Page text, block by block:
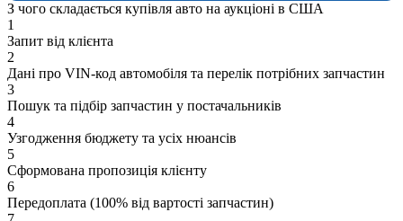
З чого складається купівля авто на аукціоні в США
1
Запит від клієнта
2
Дані про VIN-код автомобіля та перелік потрібних запчастин
3
Пошук та підбір запчастин у постачальників
4
Узгодження бюджету та усіх нюансів
5
Сформована пропозиція клієнту
6
Передоплата (100% від вартості запчастин)